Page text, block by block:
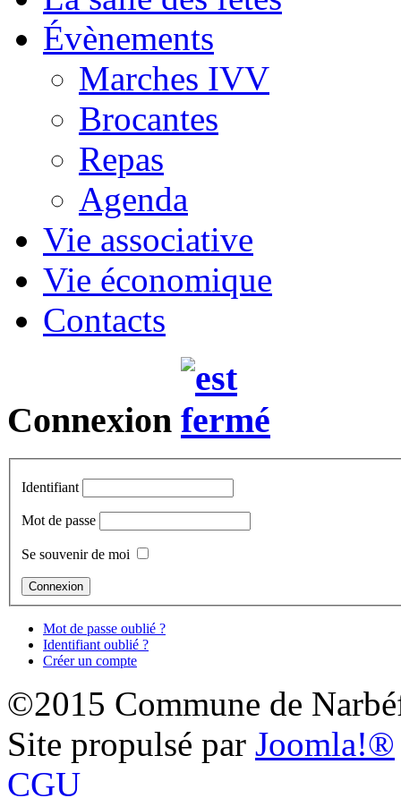
Évènements
Marches IVV
Brocantes
Repas
Agenda
Vie associative
Vie économique
Contacts
Connexion
Identifiant
Mot de passe
Se souvenir de moi
Mot de passe oublié ?
Identifiant oublié ?
Créer un compte
©2015 Commune de
Site propulsé par Joomla!®
CGU